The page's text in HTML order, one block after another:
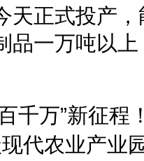
天正式投产
品一万吨以